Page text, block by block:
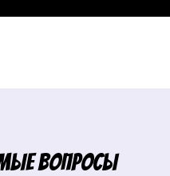
вопросы